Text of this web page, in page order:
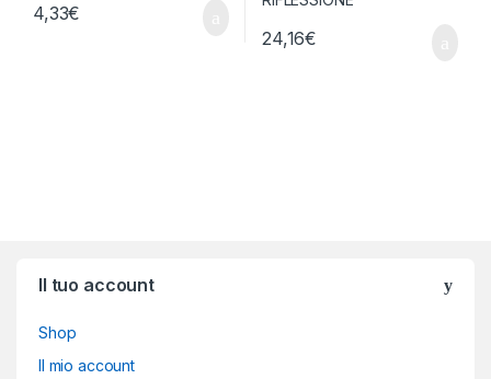
4,33€
24,16€
Il tuo account
Shop
Il mio account